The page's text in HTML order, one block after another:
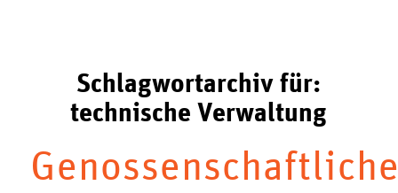
Schlagwortarchiv für:
technische Verwaltung